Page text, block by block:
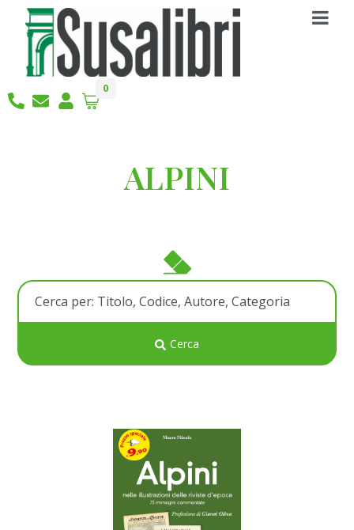
0
ALPINI
Cerca